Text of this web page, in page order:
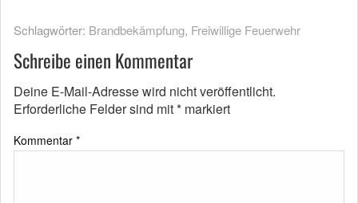
Schlagwörter: Brandbekämpfung, Freiwillige Feuerwehr
Schreibe einen Kommentar
Deine E-Mail-Adresse wird nicht veröffentlicht.
Erforderliche Felder sind mit* markiert
Kommentar *